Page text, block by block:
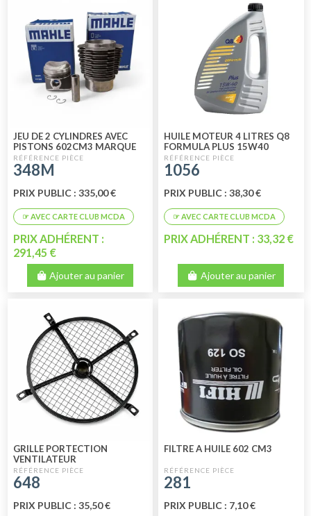
JEU DE 2 CYLINDRES AVEC
PISTONS 602CM3 MARQUE
MAHLE
348M
PRIX PUBLIC : 335,00 €
PRIX ADHÉRENT :
291,45 €
Ajouter au panier
HUILE MOTEUR 4 LITRES Q8
FORMULA PLUS 15W40
MINERALE
1056
PRIX PUBLIC : 38,30 €
PRIX ADHÉRENT : 33,32 €
Ajouter au panier
GRILLE PORTECTION
VENTILATEUR
648
PRIX PUBLIC : 35,50 €
FILTRE A HUILE 602 CM3
281
PRIX PUBLIC : 7,10 €